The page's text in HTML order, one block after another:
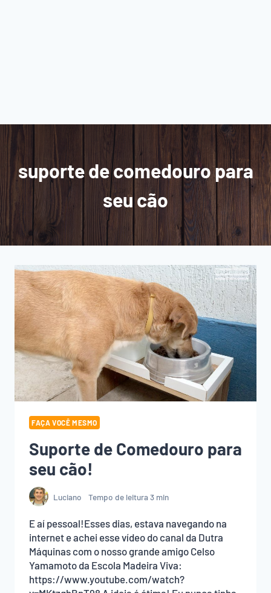
suporte de comedouro para
seu cão
FAÇA VOCÊ MESMO
Suporte de Comedouro para
seu cão!
Luciano Tempo de leitura3 min
E aí pessoal!Esses dias, estava navegando na
internet e achei esse vídeo do canal da Dutra
Máquinas com o nosso grande amigo Celso
Yamamoto da Escola Madeira Viva:
https://www.youtube.com/watch?